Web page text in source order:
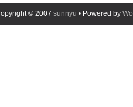
© 2007 sunnyu • Powered by